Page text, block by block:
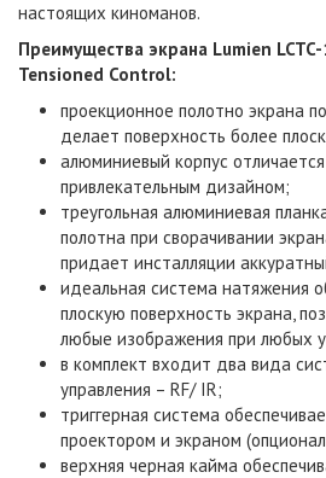
настоящих киноманов.
Преимущества экрана Lumien
Tensioned Control:
проекционное полотно экрана
делает поверхность более
алюминиевый корпус
привлекательным дизайном;
треугольная алюминиевая
полотна при сворачивании
придает инсталляции
идеальная система натяжения
плоскую поверхность экрана,
любые изображения при любых
в комплект входит два вида
управления – RF/ IR;
триггерная система
проектором и экраном
верхняя черная кайма